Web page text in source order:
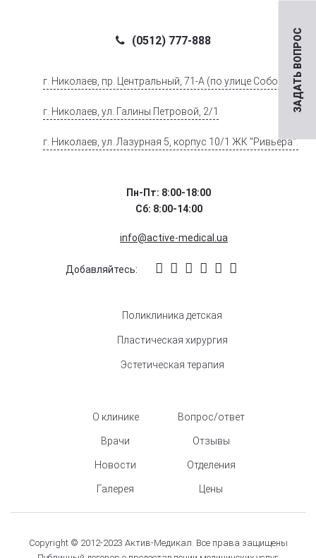
ЗАДАТЬ ВОПРОС
(0512) 777-888
г. Николаев, пр. Центральный, 71-А (по улице Соборной)
г. Николаев, ул. Галины Петровой, 2/1
г. Николаев, ул. Лазурная 5, корпус 10/1 ЖК "Ривьера".
Пн-Пт: 8:00-18:00
Сб: 8:00-14:00
info@active-medical.ua
Добавляйтесь:
Поликлиника детская
Пластическая хирургия
Эстетическая терапия
О клинике
Врачи
Новости
Галерея
Вопрос/ответ
Отзывы
Отделения
Цены
Copyright © 2012-2023 Актив-Медикал. Все права защищены